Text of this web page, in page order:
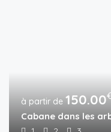
150.00
Cabane dans les